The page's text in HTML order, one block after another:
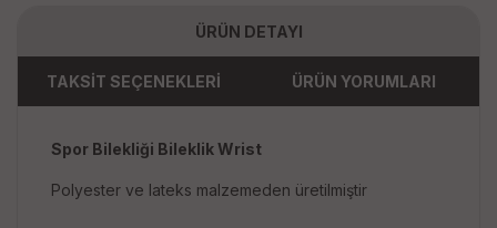
ÜRÜN DETAYI
TAKSİT SEÇENEKLERİ ÜRÜN YORUMLARI
Spor Bilekliği Bileklik Wrist
Polyester ve lateks malzemeden üretilmiştir